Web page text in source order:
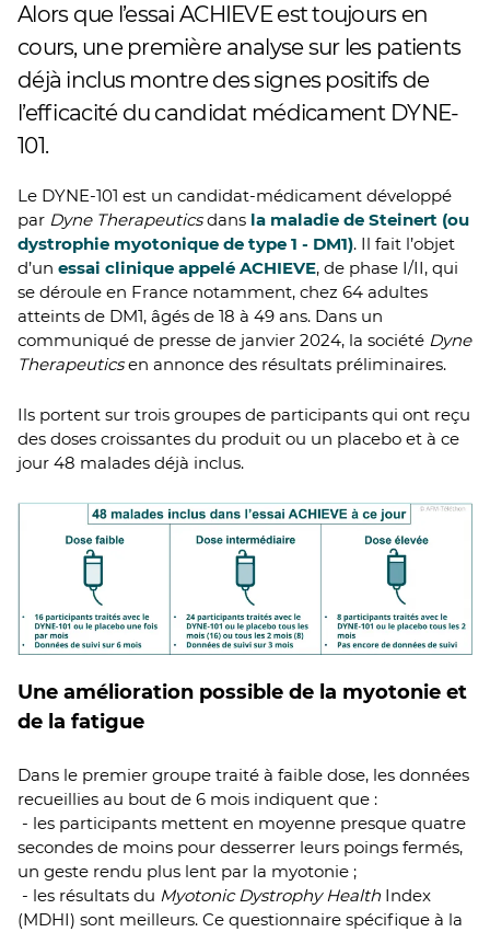
Alors que l’essai ACHIEVE est toujours en
cours, une première analyse sur les patients
déjà inclus montre des signes positifs de
l’efficacité du candidat médicament DYNE-
101.
Le DYNE-101 est un candidat-médicament développé
par Dyne Therapeuticsdans la maladie de Steinert (ou
dystrophie myotonique de type 1 - DM1). Il fait l’objet
d’un essai clinique appelé ACHIEVE, de phase I/II, qui
se déroule en France notamment, chez 64 adultes
atteints de DM1, âgés de 18 à 49 ans. Dans un
communiqué de presse de janvier 2024, la société Dyne
Therapeuticsen annonce des résultats préliminaires.
Ils portent sur trois groupes de participants qui ont reçu
des doses croissantes du produit ou un placebo et à ce
jour 48 malades déjà inclus.
Une amélioration possible de la myotonie et
de la fatigue
Dans le premier groupe traité à faible dose, les données
recueillies au bout de 6 mois indiquent que :
- les participants mettent en moyenne presque quatre
secondes de moins pour desserrer leurs poings fermés,
un geste rendu plus lent par la myotonie ;
- les résultats du Myotonic Dystrophy Health Index
(MDHI) sont meilleurs. Ce questionnaire spécifique à la